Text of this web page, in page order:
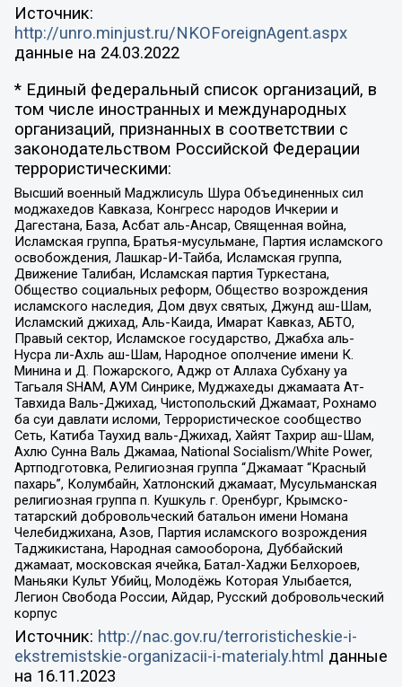
Источник:
http://unro.minjust.ru/NKOForeignAgent.aspx
данные на 24.03.2022
* Единый федеральный список организаций, в
том числе иностранных и международных
организаций, признанных в соответствии с
законодательством Российской Федерации
террористическими:
Высший военный Маджлисуль Шура Объединенных сил
моджахедов Кавказа, Конгресс народов Ичкерии и
Дагестана, База, Асбат аль-Ансар, Священная война,
Исламская группа, Братья-мусульмане, Партия исламского
освобождения, Лашкар-И-Тайба, Исламская группа,
Движение Талибан, Исламская партия Туркестана,
Общество социальных реформ, Общество возрождения
исламского наследия, Дом двух святых, Джунд аш-Шам,
Исламский джихад, Аль-Каида, Имарат Кавказ, АБТО,
Правый сектор, Исламское государство, Джабха аль-
Нусра ли-Ахль аш-Шам, Народное ополчение имени К.
Минина и Д. Пожарского, Аджр от Аллаха Субхану уа
Тагьаля SHAM, АУМ Синрике, Муджахеды джамаата Ат-
Тавхида Валь-Джихад, Чистопольский Джамаат, Рохнамо
ба суи давлати исломи, Террористическое сообщество
Сеть, Катиба Таухид валь-Джихад, Хайят Тахрир аш-Шам,
Ахлю Сунна Валь Джамаа, National Socialism/White Power,
Артподготовка, Религиозная группа “Джамаат “Красный
пахарь”, Колумбайн, Хатлонский джамаат, Мусульманская
религиозная группа п. Кушкуль г. Оренбург, Крымско-
татарский добровольческий батальон имени Номана
Челебиджихана, Азов, Партия исламского возрождения
Таджикистана, Народная самооборона, Дуббайский
джамаат, московская ячейка, Батал-Хаджи Белхороев,
Маньяки Культ Убийц, Молодёжь Которая Улыбается,
Легион Свобода России, Айдар, Русский добровольческий
корпус
Источник: http://nac.gov.ru/terroristicheskie-i-
ekstremistskie-organizacii-i-materialy.html данные
на 16.11.2023